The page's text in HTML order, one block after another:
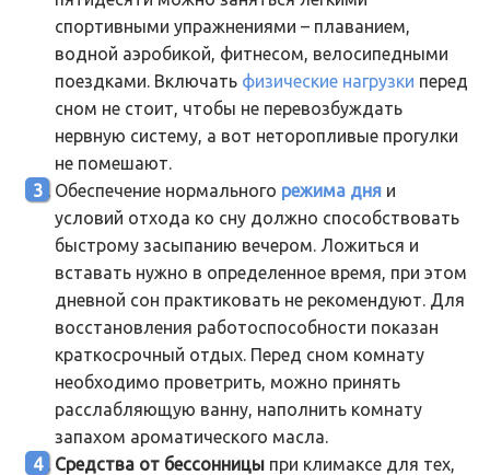
спортивными упражнениями – плаванием,
водной аэробикой, фитнесом, велосипедными
поездками. Включать физические нагрузки перед
сном не стоит, чтобы не перевозбуждать
нервную систему, а вот неторопливые прогулки
не помешают.
Обеспечение нормального режима дня и
условий отхода ко сну должно способствовать
быстрому засыпанию вечером. Ложиться и
вставать нужно в определенное время, при этом
дневной сон практиковать не рекомендуют. Для
восстановления работоспособности показан
краткосрочный отдых. Перед сном комнату
необходимо проветрить, можно принять
расслабляющую ванну, наполнить комнату
запахом ароматического масла.
Средства от бессонницы при климаксе для тех,